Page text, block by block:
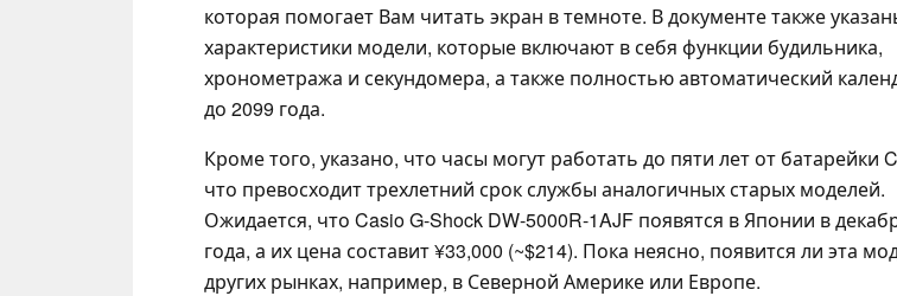
которая помогает Вам читать экран в темноте. В документе также
характеристики модели, которые включают в себя функции будильника,
хронометража и секундомера, а также полностью автоматический
до 2099 года.
Кроме того, указано, что часы могут работать до пяти лет от батарейки
что превосходит трехлетний срок службы аналогичных старых моделей.
Ожидается, что Casio G-Shock DW-5000R-1AJF появятся в Японии в
года, а их цена составит ¥33,000 (~$214). Пока неясно, появится ли эта
других рынках, например, в Северной Америке или Европе.